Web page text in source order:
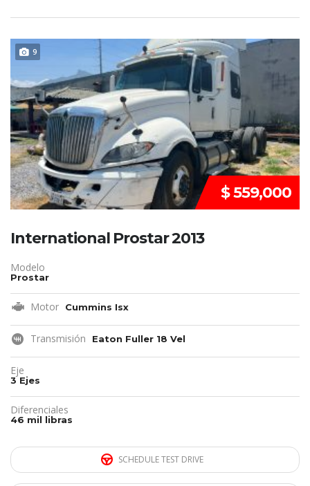
9 REMATE!!!
$ 559,000
International Prostar 2013
Modelo
Prostar
Motor Cummins Isx
Transmisión Eaton Fuller 18 Vel
Eje
3 Ejes
Diferenciales
46 mil libras
SCHEDULE TEST DRIVE